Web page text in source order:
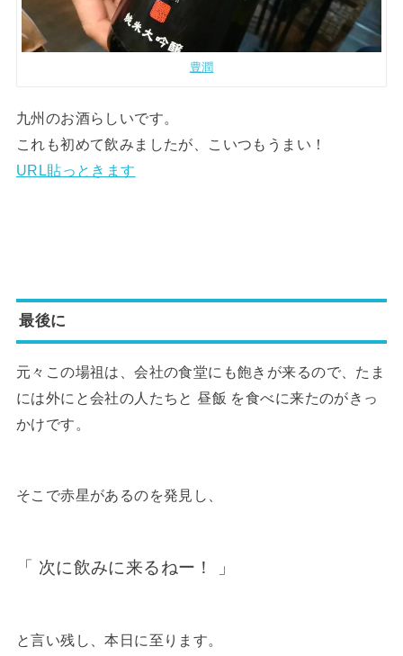
豊潤
九州のお酒らしいです。
これも初めて飲みましたが、こいつもうまい！
URL貼っときます
最後に
元々この場祖は、会社の食堂にも飽きが来るので、たま
には外にと会社の人たちと 昼飯 を食べに来たのがきっ
かけです。
そこで赤星があるのを発見し、
「 次に飲みに来るねー！ 」
と言い残し、本日に至ります。